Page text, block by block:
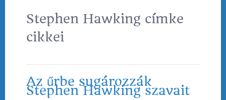
Stephen Hawking címke
cikkei
Az űrbe sugározzák
Stephen Hawking szavait